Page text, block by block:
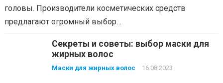
головы. Производители косметических средств
предлагают огромный выбор…
Секреты и советы: выбор маски для
жирных волос
Маски для жирных волос 16.08.2023